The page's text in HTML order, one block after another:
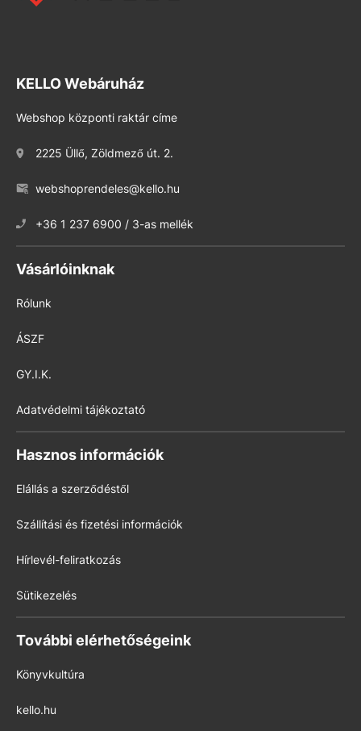
KELLO Webáruház
Webshop központi raktár címe
2225 Üllő, Zöldmező út. 2.
webshoprendeles@kello.hu
+36 1 237 6900 / 3-as mellék
Vásárlóinknak
Rólunk
ÁSZF
GY.I.K.
Adatvédelmi tájékoztató
Hasznos információk
Elállás a szerződéstől
Szállítási és fizetési információk
Hírlevél-feliratkozás
Sütikezelés
További elérhetőségeink
Könyvkultúra
kello.hu